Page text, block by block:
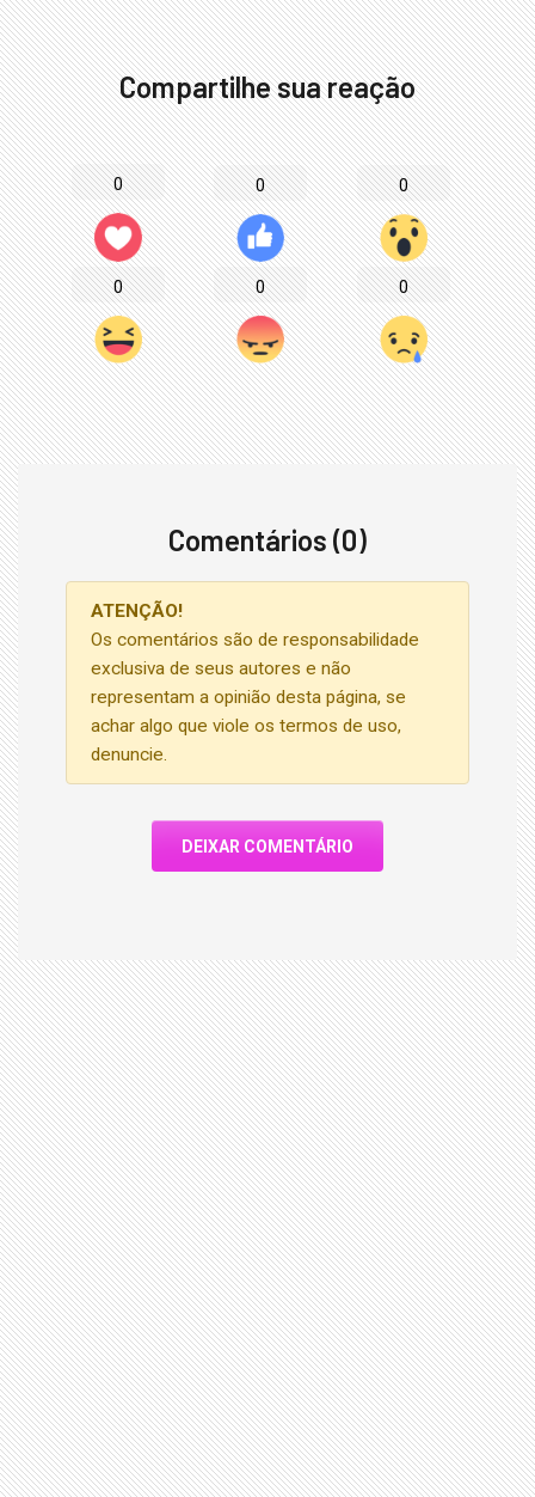
Compartilhe sua reação
0 0 0
0 0 0
Comentários (0)
ATENÇÃO!
Os comentários são de responsabilidade
exclusiva de seus autores e não
representam a opinião desta página, se
achar algo que viole os termos de uso,
denuncie.
DEIXAR COMENTÁRIO